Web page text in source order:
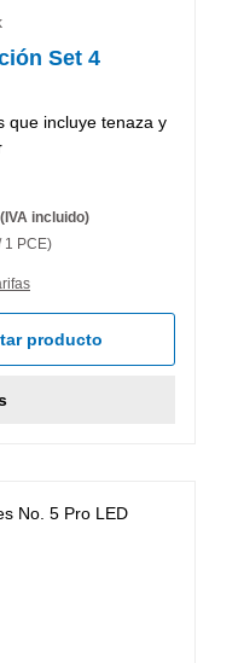
Set 4
que incluye tenaza y
(IVA incluido)
1 PCE)
producto